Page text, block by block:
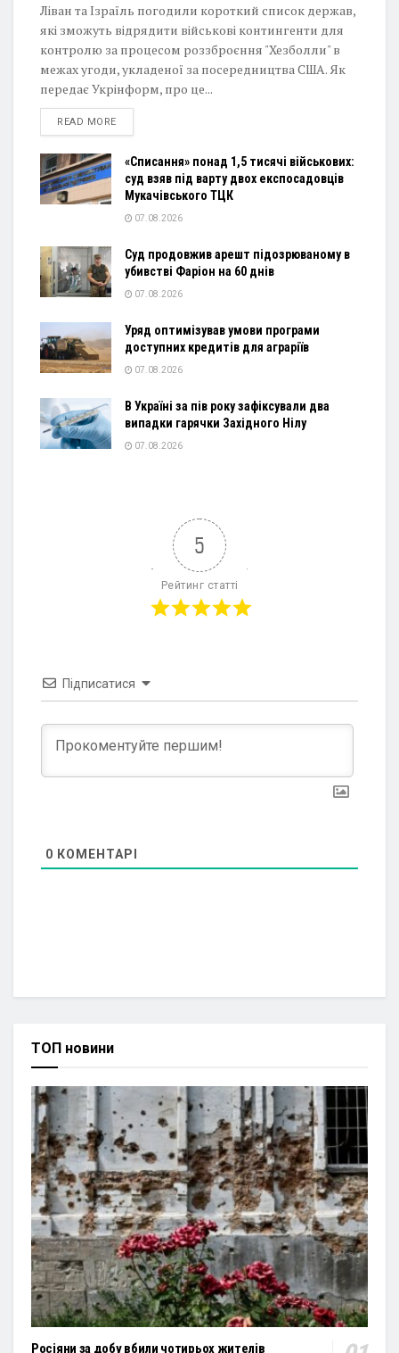
Ліван та Ізраїль погодили короткий список держав,
які зможуть відрядити військові контингенти для
контролю за процесом роззброєння "Хезболли" в
межах угоди, укладеної за посередництва США. Як
передає Укрінформ, про це...
READ MOREDETAILS
«Списання» понад 1,5 тисячі військових:
суд взяв під варту двох експосадовців
Мукачівського ТЦК
07.08.2026
Суд продовжив арешт підозрюваному в
убивстві Фаріон на 60 днів
07.08.2026
Уряд оптимізував умови програми
доступних кредитів для аграріїв
07.08.2026
В Україні за пів року зафіксували два
випадки гарячки Західного Нілу
07.08.2026
5
Рейтинг статті
Підписатися
0 КОМЕНТАРІ
ТОП новини
Росіяни за добу вбили чотирьох жителів